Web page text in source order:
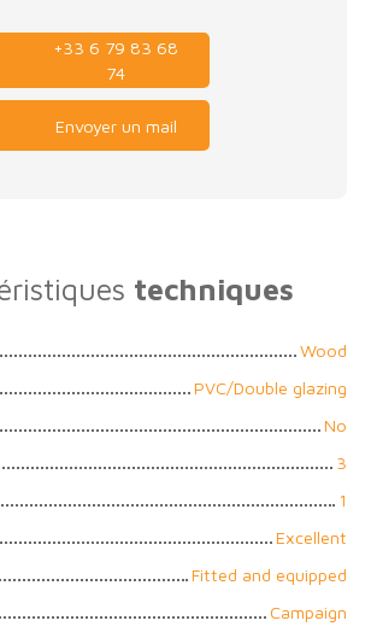
+33 6 79 83 68
74
Envoyer un mail
techniques
Wood
PVC/Double glazing
No
3
1
Excellent
Fitted and equipped
Campaign